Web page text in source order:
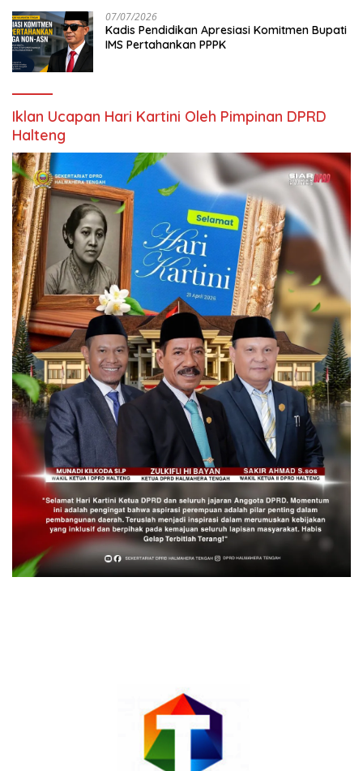
07/07/2026
Kadis Pendidikan Apresiasi Komitmen Bupati
IMS Pertahankan PPPK
Iklan Ucapan Hari Kartini Oleh Pimpinan DPRD
Halteng